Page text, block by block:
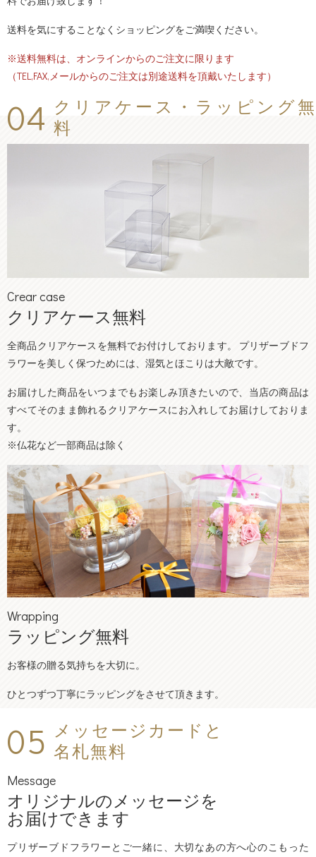
送料を気にすることなくショッピングをご満喫ください。
※送料無料は、オンラインからのご注文に限ります
（TEL,FAX,メールからのご注文は別途送料を頂戴いたします）
04 クリアケース・ラッピング無
料
Crear case
クリアケース無料
全商品クリアケースを無料でお付けしております。 プリザーブドフ
ラワーを美しく保つためには、湿気とほこりは大敵です。
お届けした商品をいつまでもお楽しみ頂きたいので、当店の商品は
すべてそのまま飾れるクリアケースにお入れしてお届けしておりま
す。
※仏花など一部商品は除く
Wrapping
ラッピング無料
お客様の贈る気持ちを大切に。
ひとつずつ丁寧にラッピングをさせて頂きます。
05 メッセージカードと
名札無料
Message
オリジナルのメッセージを
お届けできます
プリザーブドフラワーとご一緒に、大切なあの方へ心のこもった